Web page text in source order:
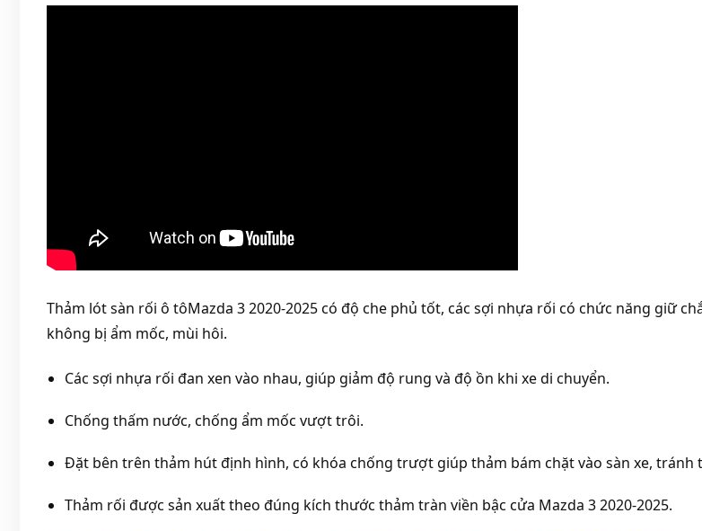
Thảm lót sàn rối ô tôMazda 3 2020-2025 có độ che phủ tốt, các sợi nhựa rối có chức năng giữ
không bị ẩm mốc, mùi hôi.
Các sợi nhựa rối đan xen vào nhau, giúp giảm độ rung và độ ồn khi xe di chuyển.
Chống thấm nước, chống ẩm mốc vượt trôi.
Đặt bên trên thảm hút định hình, có khóa chống trượt giúp thảm bám chặt vào sàn xe, tránh
Thảm rối được sản xuất theo đúng kích thước thảm tràn viền bậc cửa Mazda 3 2020-2025.